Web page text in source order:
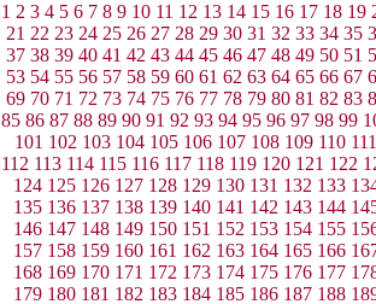
1 2 3 4 5 6 7 8 9 10 11 12 13 14 15 16 17 18 19
21 22 23 24 25 26 27 28 29 30 31 32 33 34 35
37 38 39 40 41 42 43 44 45 46 47 48 49 50 51
53 54 55 56 57 58 59 60 61 62 63 64 65 66 67
69 70 71 72 73 74 75 76 77 78 79 80 81 82 83
85 86 87 88 89 90 91 92 93 94 95 96 97 98 99
101 102 103 104 105 106 107 108 109 110 111
112 113 114 115 116 117 118 119 120 121 122
124 125 126 127 128 129 130 131 132 133
135 136 137 138 139 140 141 142 143 144
146 147 148 149 150 151 152 153 154 155
157 158 159 160 161 162 163 164 165 166
168 169 170 171 172 173 174 175 176 177
179 180 181 182 183 184 185 186 187 188